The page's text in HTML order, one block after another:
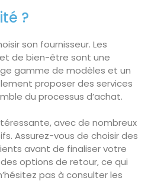
?
son fournisseur. Les
de bien-être sont une
gamme de modèles et un
proposer des services
du processus d’achat.
avec de nombreux
Assurez-vous de choisir des
avant de finaliser votre
options de retour, ce qui
pas à consulter les